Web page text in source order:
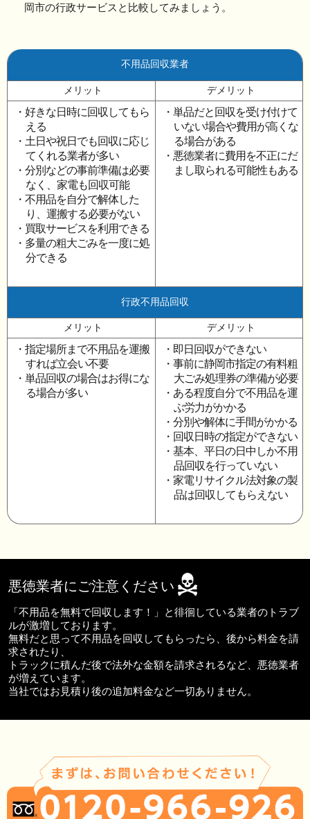
岡市の行政サービスと比較してみましょう。
不用品回収業者
メリット デメリット
・好きな日時に回収してもら
える
・土日や祝日でも回収に応じ
てくれる業者が多い
・分別などの事前準備は必要
なく、家電も回収可能
・不用品を自分で解体した
り、運搬する必要がない
・買取サービスを利用できる
・多量の粗大ごみを一度に処
分できる
・単品だと回収を受け付けて
いない場合や費用が高くな
る場合がある
・悪徳業者に費用を不正にだ
まし取られる可能性もある
行政不用品回収
メリット デメリット
・指定場所まで不用品を運搬
すれば立会い不要
・単品回収の場合はお得にな
る場合が多い
・即日回収ができない
・事前に静岡市指定の有料粗
大ごみ処理券の準備が必要
・ある程度自分で不用品を運
ぶ労力がかかる
・分別や解体に手間がかかる
・回収日時の指定ができない
・基本、平日の日中しか不用
品回収を行っていない
・家電リサイクル法対象の製
品は回収してもらえない
悪徳業者にご注意ください
「不用品を無料で回収します！」と徘徊している業者のトラブ
ルが激増しております。
無料だと思って不用品を回収してもらったら、後から料金を請
求されたり、
トラックに積んだ後で法外な金額を請求されるなど、悪徳業者
が増えています。
当社ではお見積り後の追加料金など一切ありません。